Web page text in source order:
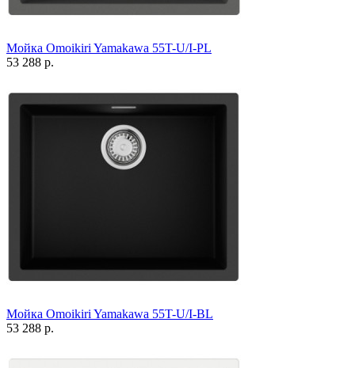
Мойка Omoikiri Yamakawa 55T-U/I-PL
53 288 р.
Мойка Omoikiri Yamakawa 55T-U/I-BL
53 288 р.